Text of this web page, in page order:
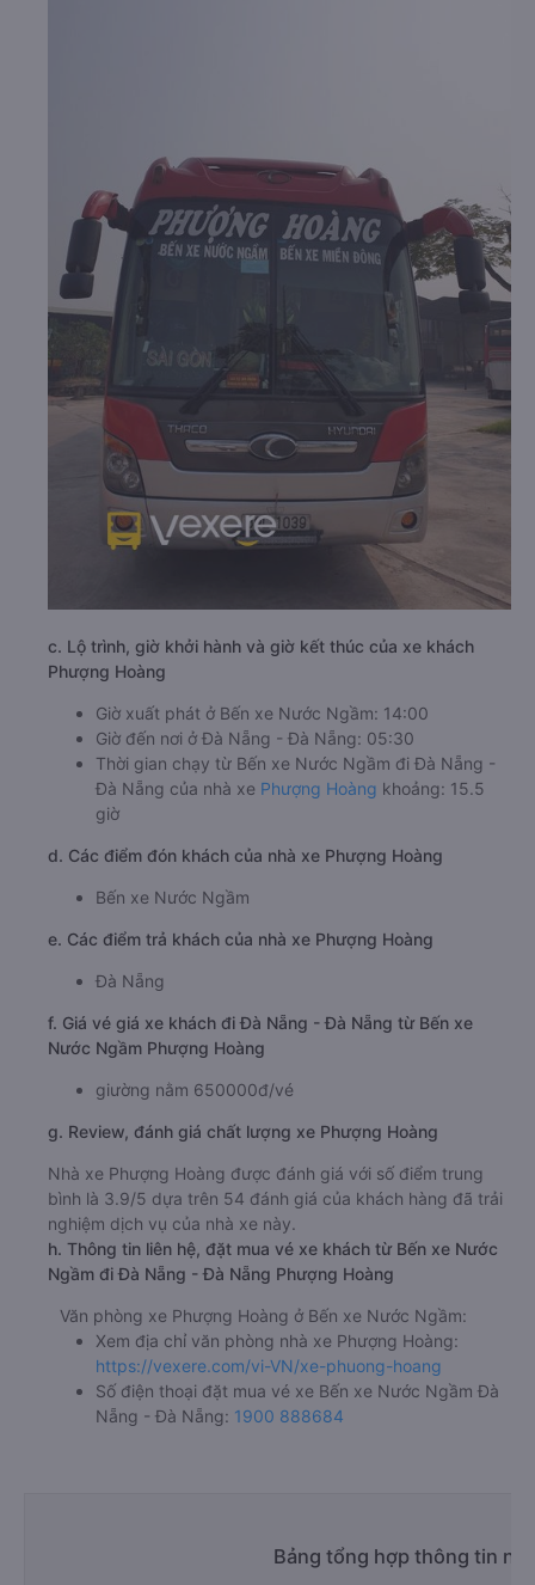
c. Lộ trình, giờ khởi hành và giờ kết thúc của xe khách
Phượng Hoàng
Giờ xuất phát ở Bến xe Nước Ngầm: 14:00
Giờ đến nơi ở Đà Nẵng - Đà Nẵng: 05:30
Thời gian chạy từ Bến xe Nước Ngầm đi Đà Nẵng -
Đà Nẵng của nhà xe Phượng Hoàng khoảng: 15.5
giờ
d. Các điểm đón khách của nhà xe Phượng Hoàng
Bến xe Nước Ngầm
e. Các điểm trả khách của nhà xe Phượng Hoàng
Đà Nẵng
f. Giá vé giá xe khách đi Đà Nẵng - Đà Nẵng từ Bến xe
Nước Ngầm Phượng Hoàng
giường nằm 650000đ/vé
g. Review, đánh giá chất lượng xe Phượng Hoàng
Nhà xe Phượng Hoàng được đánh giá với số điểm trung
bình là 3.9/5 dựa trên 54 đánh giá của khách hàng đã trải
nghiệm dịch vụ của nhà xe này.
h. Thông tin liên hệ, đặt mua vé xe khách từ Bến xe Nước
Ngầm đi Đà Nẵng - Đà Nẵng Phượng Hoàng
Văn phòng xe Phượng Hoàng ở Bến xe Nước Ngầm:
Xem địa chỉ văn phòng nhà xe Phượng Hoàng:
https://vexere.com/vi-VN/xe-phuong-hoang
Số điện thoại đặt mua vé xe Bến xe Nước Ngầm Đà
Nẵng - Đà Nẵng: 1900 888684
Bảng tổng hợp thông tin